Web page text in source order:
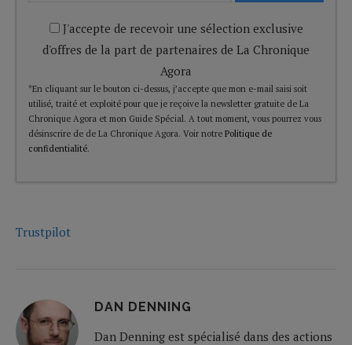
J'accepte de recevoir une sélection exclusive
d'offres de la part de partenaires de La Chronique
Agora
*En cliquant sur le bouton ci-dessus, j’accepte que mon e-mail saisi soit
utilisé, traité et exploité pour que je reçoive la newsletter gratuite de La
Chronique Agora et mon Guide Spécial. A tout moment, vous pourrez vous
désinscrire de de La Chronique Agora. Voir notre Politique de
confidentialité.
Trustpilot
DAN DENNING
Dan Denning est spécialisé dans des actions